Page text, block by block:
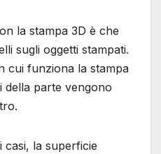
la stampa 3D è che
sugli oggetti stampati.
cui funziona la stampa
della parte vengono
casi, la superficie